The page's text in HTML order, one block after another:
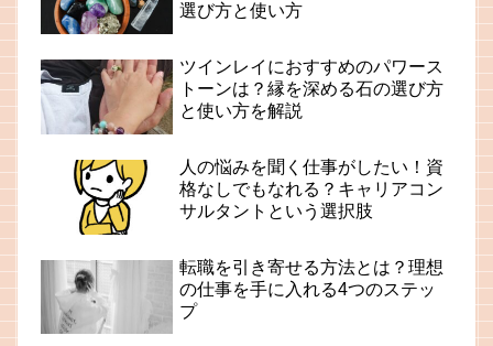
選び方と使い方
ツインレイにおすすめのパワース
トーンは？縁を深める石の選び方
と使い方を解説
人の悩みを聞く仕事がしたい！資
格なしでもなれる？キャリアコン
サルタントという選択肢
転職を引き寄せる方法とは？理想
の仕事を手に入れる4つのステッ
プ